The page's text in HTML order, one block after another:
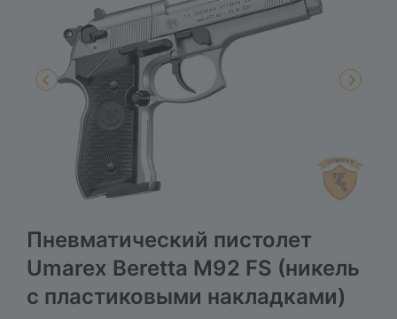
Пневматический пистолет
Umarex Beretta M92 FS (никель
с пластиковыми накладками)